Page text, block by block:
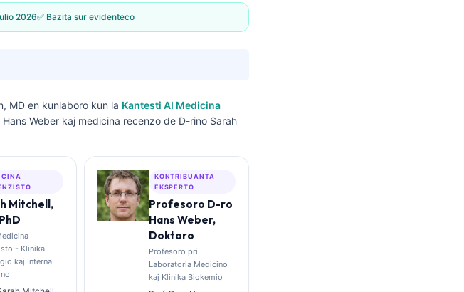
2026✅ Bazita sur evidenteco
MD en kunlaboro kun la Kantesti AI Medicina
Weber kaj medicina recenzo de D-rino Sarah
Mitchell,
- Klinika
kaj Interna
KONTRIBUANTA
EKSPERTO
Profesoro D-ro
Hans Weber,
Doktoro
Profesoro pri
Laboratoria Medicino
kaj Klinika Biokemio